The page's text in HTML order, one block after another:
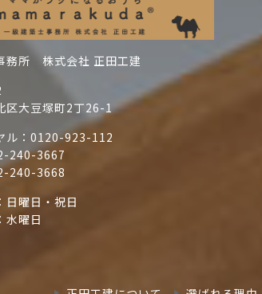
務所 株式会社 正田工建
区大豆塚町2丁26-1
： 0120-923-112
240-3667
240-3668
日曜日・祝日
水曜日